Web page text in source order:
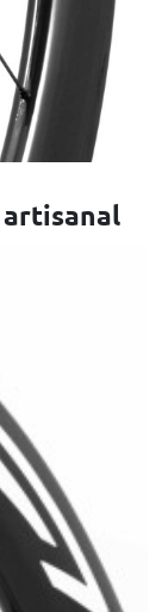
artisanal